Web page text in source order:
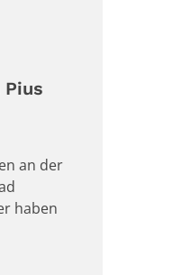
an der
haben